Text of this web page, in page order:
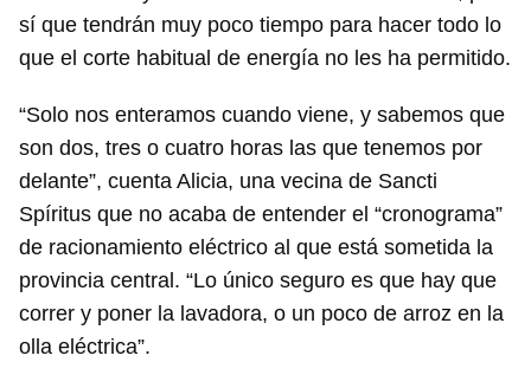
sí que tendrán muy poco tiempo para hacer todo lo
que el corte habitual de energía no les ha permitido.
“Solo nos enteramos cuando viene, y sabemos que
son dos, tres o cuatro horas las que tenemos por
delante”, cuenta Alicia, una vecina de Sancti
Spíritus que no acaba de entender el “cronograma”
de racionamiento eléctrico al que está sometida la
provincia central. “Lo único seguro es que hay que
correr y poner la lavadora, o un poco de arroz en la
olla eléctrica”.